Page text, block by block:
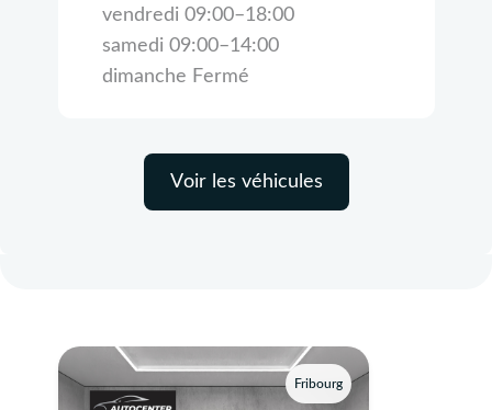
vendredi 09:00–18:00
samedi 09:00–14:00
dimanche Fermé
Voir les véhicules
Fribourg